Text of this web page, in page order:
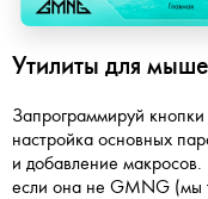
Утилиты для
Запрограммируй
настройка основных
и добавление
если она не GMNG (мы